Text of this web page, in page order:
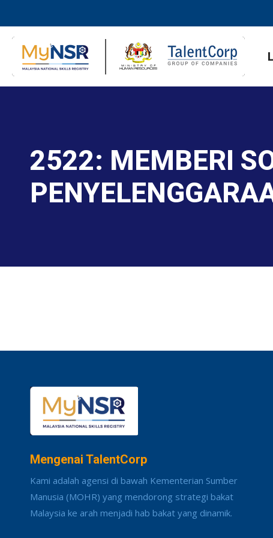
2522: MEMBERI
Mengenai TalentCorp
Kami adalah agensi di bawah Kementerian Sumber
Manusia (MOHR) yang mendorong strategi bakat
Malaysia ke arah menjadi hab bakat yang dinamik.